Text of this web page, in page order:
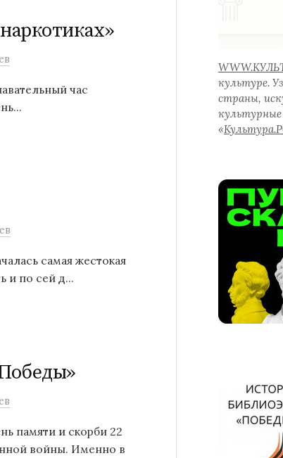
час
самая жестокая
и по сей д...
памяти и скорби 22
войны. Именно в
культуре.
страны,
«